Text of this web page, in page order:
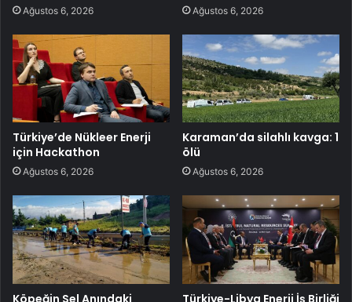
Ağustos 6, 2026 Ağustos 6, 2026
Türkiye’de Nükleer Enerji
için Hackathon
Ağustos 6, 2026
Karaman’da silahlı kavga: 1
ölü
Ağustos 6, 2026